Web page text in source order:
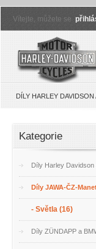
Vítejte, můžete se
DÍLY HARLEY DAVIDSON
Kategorie
Díly Harley Davidson
Díly JAWA-ČZ-
- Světla (16)
Díly ZÜNDAPP a